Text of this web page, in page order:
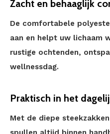
Zacht en behaaglijk
De comfortabele
aan en helpt uw lichaam
rustige ochtenden,
wellnessdag.
Praktisch in het
Met de diepe